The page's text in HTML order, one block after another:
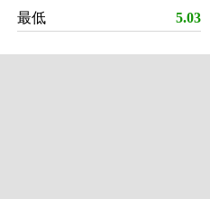
最低 5.03